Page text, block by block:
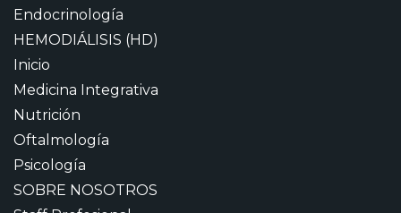
Endocrinología
HEMODIÁLISIS (HD)
Inicio
Medicina Integrativa
Nutrición
Oftalmología
Psicología
SOBRE NOSOTROS